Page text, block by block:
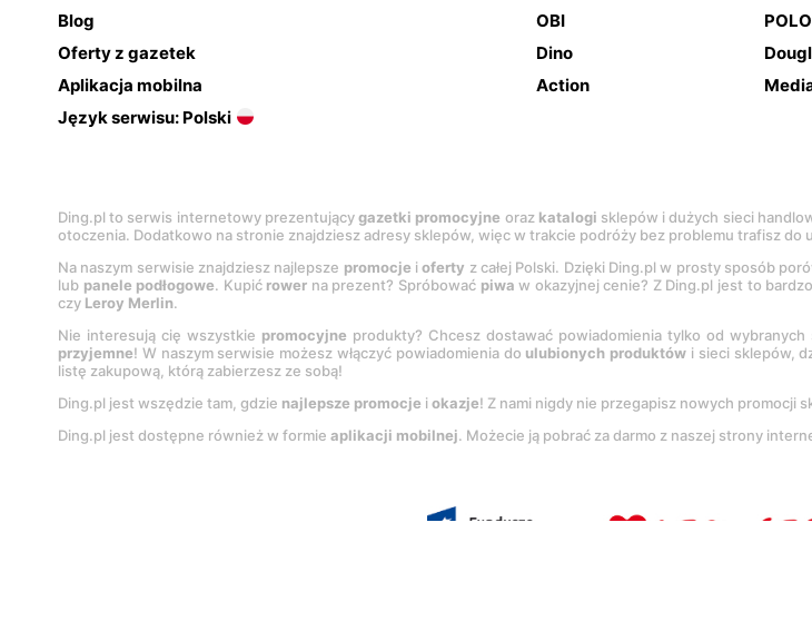
Blog
Oferty z gazetek
Aplikacja mobilna
Język serwisu: Polski
OBI
Dino
Action
Ding.pl to serwis internetowy prezentującygazetki promocyjne oraz katalogi sklepów i dużych sieci
otoczenia. Dodatkowo na stronie znajdziesz adresy sklepów, więc w trakcie podróży bez problemu trafisz do
Na naszym serwisie znajdziesz najlepsze promocje ioferty z całej Polski. Dzięki Ding.pl w prosty sposób
lub panele podłogowe. Kupić rower na prezent? Spróbować piwa w okazyjnej cenie? Z Ding.pl jest to
czy Leroy Merlin.
Nie interesują cię wszystkie promocyjne produkty? Chcesz dostawać powiadomienia tylko od
przyjemne! W naszym serwisie możesz włączyć powiadomienia do ulubionych produktów i sieci sklepów,
listę zakupową, którą zabierzesz ze sobą!
Ding.pl jest wszędzie tam, gdzie najlepsze promocje i okazje! Z nami nigdy nie przegapisz nowych promocji
Ding.pl jest dostępne również w formie aplikacji mobilnej. Możecie ją pobrać za darmo z naszej strony